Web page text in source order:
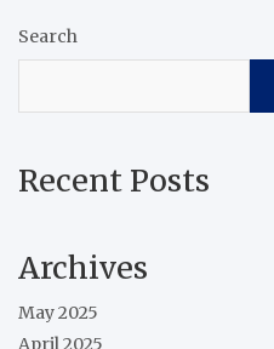
Search
Recent Posts
Archives
May 2025
April 2025